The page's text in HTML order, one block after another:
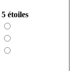
5 étoiles